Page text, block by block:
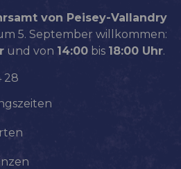
von Peisey-Vallandry
5. September willkommen:
und von 14:00 bis 18:00 Uhr.
28